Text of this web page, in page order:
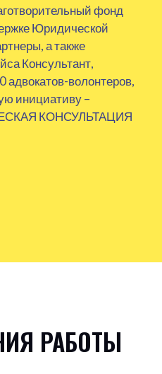
фонд
Юридической
а также
Консультант,
волонтеров,
инициативу –
КОНСУЛЬТАЦИЯ
РАБОТЫ